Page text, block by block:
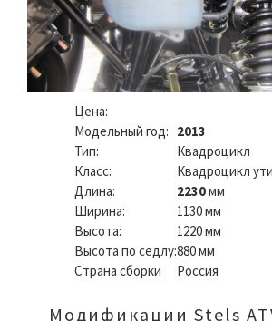
Цена:
Модельный год: 2013
Тип:
Квадроцикл
Класс:
Квадроцикл
Длина:
2230мм
Ширина:
1130 мм
Высота:
1220 мм
Высота по седлу:880 мм
Страна сборки
Россия
Модификации Stels